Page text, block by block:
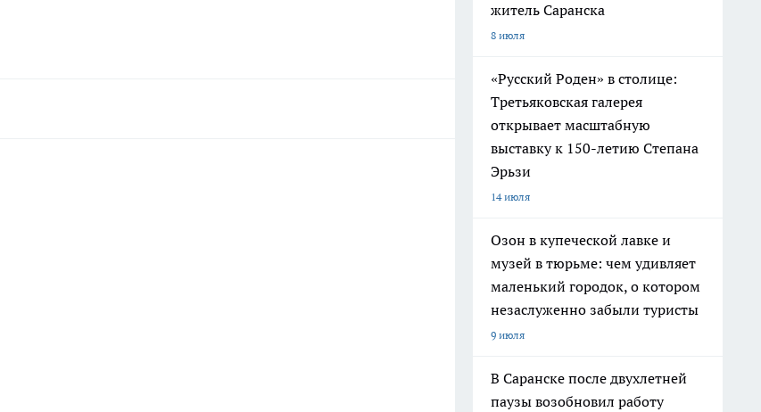
житель Саранска
8 июля
«Русский Роден» в столице:
Третьяковская галерея
открывает масштабную
выставку к 150-летию Степана
Эрьзи
14 июля
Озон в купеческой лавке и
музей в тюрьме: чем удивляет
маленький городок, о котором
незаслуженно забыли туристы
9 июля
В Саранске после двухлетней
паузы возобновил работу